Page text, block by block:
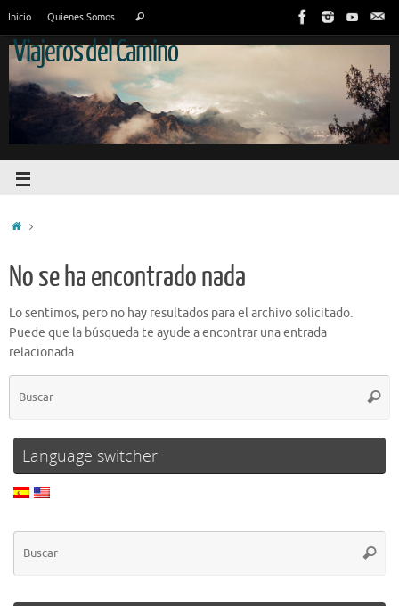
Inicio Quienes Somos
Viajeros del Camino
No se ha encontrado nada
Lo sentimos, pero no hay resultados para el archivo solicitado.
Puede que la búsqueda te ayude a encontrar una entrada
relacionada.
Language switcher